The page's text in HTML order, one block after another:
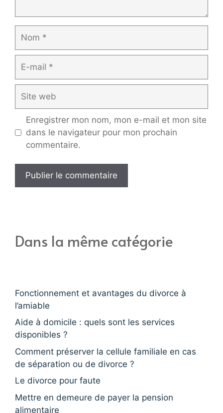
mail
web
Enregistrer mon nom, mon e-mail et mon site
dans le navigateur pour mon prochain
commentaire.
Dans la même catégorie
Fonctionnement et avantages du divorce à
l’amiable
Aide à domicile : quels sont les services
disponibles ?
Comment préserver la cellule familiale en cas
de séparation ou de divorce ?
Le divorce pour faute
Mettre en demeure de payer la pension
alimentaire